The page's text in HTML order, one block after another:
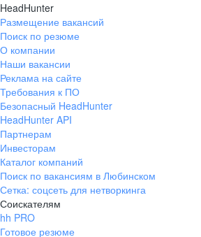
HeadHunter
Размещение вакансий
Поиск по резюме
О компании
Наши вакансии
Реклама на сайте
Требования к ПО
Безопасный HeadHunter
HeadHunter API
Партнерам
Инвесторам
Каталог компаний
Поиск по вакансиям в Любинском
Сетка: соцсеть для нетворкинга
Соискателям
hh PRO
Готовое резюме